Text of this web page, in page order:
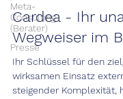
Meta-
Consulting
(Berater)
Presse
Cardea - Ihr
Wegweiser im
Ihr Schlüssel für den
wirksamen Einsatz
steigender Komplexität,